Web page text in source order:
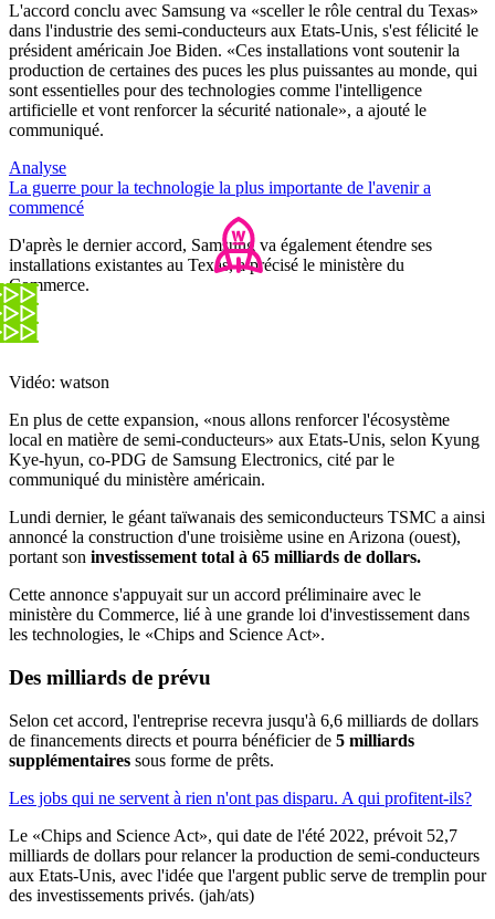
L'accord conclu avec Samsung va «sceller le rôle central du Texas»
dans l'industrie des semi-conducteurs aux Etats-Unis, s'est félicité le
président américain Joe Biden. «Ces installations vont soutenir la
production de certaines des puces les plus puissantes au monde, qui
sont essentielles pour des technologies comme l'intelligence
artificielle et vont renforcer la sécurité nationale», a ajouté le
communiqué.
Analyse
La guerre pour la technologie la plus importante de l'avenir a
commencé
D'après le dernier accord, Samsung va également étendre ses
installations existantes au Texas, a précisé le ministère du
Commerce.
Vidéo: watson
En plus de cette expansion, «nous allons renforcer l'écosystème
local en matière de semi-conducteurs» aux Etats-Unis, selon Kyung
Kye-hyun, co-PDG de Samsung Electronics, cité par le
communiqué du ministère américain.
Lundi dernier, le géant taïwanais des semiconducteurs TSMC a ainsi
annoncé la construction d'une troisième usine en Arizona (ouest),
portant son investissement total à 65 milliards de dollars.
Cette annonce s'appuyait sur un accord préliminaire avec le
ministère du Commerce, lié à une grande loi d'investissement dans
les technologies, le «Chips and Science Act».
Des milliards de prévu
Selon cet accord, l'entreprise recevra jusqu'à 6,6 milliards de dollars
de financements directs et pourra bénéficier de 5 milliards
supplémentaires sous forme de prêts.
Les jobs qui ne servent à rien n'ont pas disparu. A qui profitent-ils?
Le «Chips and Science Act», qui date de l'été 2022, prévoit 52,7
milliards de dollars pour relancer la production de semi-conducteurs
aux Etats-Unis, avec l'idée que l'argent public serve de tremplin pour
des investissements privés. (jah/ats)